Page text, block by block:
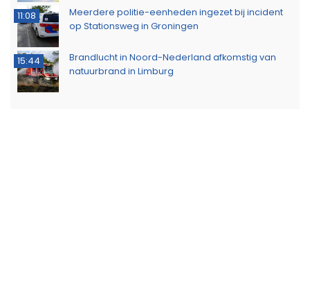
11:08
Meerdere politie-eenheden ingezet bij incident
op Stationsweg in Groningen
15:44
Brandlucht in Noord-Nederland afkomstig van
natuurbrand in Limburg